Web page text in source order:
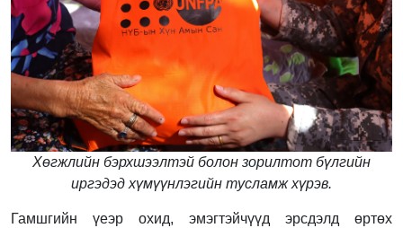
Хөгжлийн бэрхшээлтэй болон зорилтот бүлгийн
иргэдэд хүмүүнлэгийн тусламж хүрэв.
Гамшгийн үеэр охид, эмэгтэйчүүд эрсдэлд өртөх